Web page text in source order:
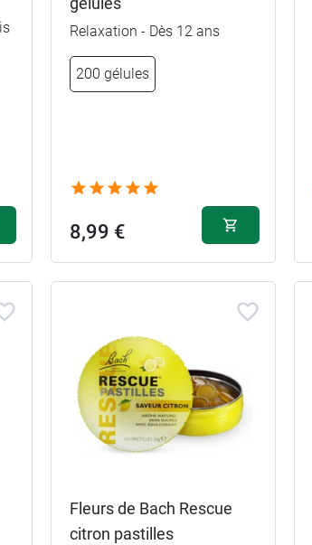
Relaxation - Dès 12 ans
200 gélules
8,99 €
Fleurs de Bach Rescue
citron pastilles